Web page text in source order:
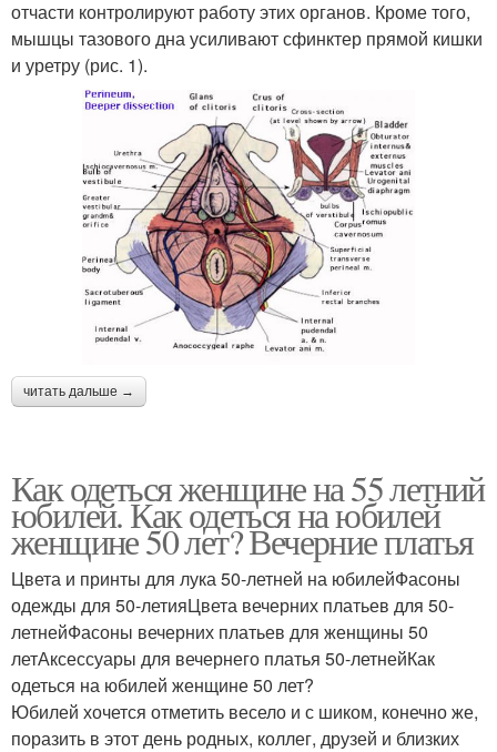
отчасти контролируют работу этих органов. Кроме того,
мышцы тазового дна усиливают сфинктер прямой кишки
и уретру (рис. 1).
читать дальше →
Как одеться женщине на 55 летний
юбилей. Как одеться на юбилей
женщине 50 лет? Вечерние платья
Цвета и принты для лука 50-летней на юбилейФасоны
одежды для 50-летияЦвета вечерних платьев для 50-
летнейФасоны вечерних платьев для женщины 50
летАксессуары для вечернего платья 50-летнейКак
одеться на юбилей женщине 50 лет?
Юбилей хочется отметить весело и с шиком, конечно же,
поразить в этот день родных, коллег, друзей и близких